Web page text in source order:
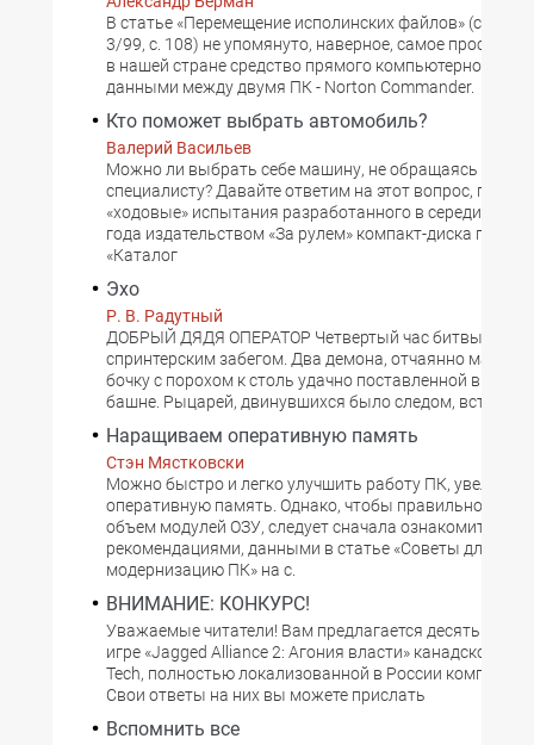
В статье «Перемещение исполинских файлов» (см.
3/99, с. 108) не упомянуто, наверное, самое простое и
в нашей стране средство прямого компьютерного
данными между двумя ПК - Norton Commander.
Кто поможет выбрать автомобиль?
Валерий Васильев
Можно ли выбрать себе машину, не обращаясь к
специалисту? Давайте ответим на этот вопрос,
«ходовые» испытания разработанного в середине
года издательством «За рулем» компакт-диска под
«Каталог
Эхо
Р. В. Радутный
ДОБРЫЙ ДЯДЯ ОПЕРАТОР Четвертый час битвы
спринтерским забегом. Два демона, отчаянно
бочку с порохом к столь удачно поставленной в
башне. Рыцарей, двинувшихся было следом, встретил
Наращиваем оперативную память
Стэн Мястковски
Можно быстро и легко улучшить работу ПК, увеличив
оперативную память. Однако, чтобы правильно
объем модулей ОЗУ, следует сначала ознакомиться с
рекомендациями, данными в статье «Советы для
модернизацию ПК» на с.
ВНИМАНИЕ: КОНКУРС!
Уважаемые читатели! Вам предлагается десять
игре «Jagged Alliance 2: Агония власти» канадской
Tech, полностью локализованной в России компанией
Свои ответы на них вы можете прислать
Вспомнить все